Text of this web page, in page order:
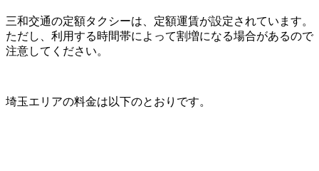
三和交通の定額タクシーは、定額運賃が設定されています。
ただし、利用する時間帯によって割増になる場合があるので
注意してください。
埼玉エリアの料金は以下のとおりです。